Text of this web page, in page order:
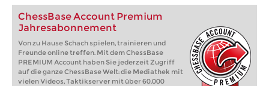
ChessBase Account Premium
Jahresabonnement
Von zu Hause Schach spielen, trainieren und
Freunde online treffen. Mit dem ChessBase
PREMIUM Account haben Sie jederzeit Zugriff
auf die ganze ChessBase Welt: die Mediathek mit
vielen Videos, Taktikserver mit über 60.000